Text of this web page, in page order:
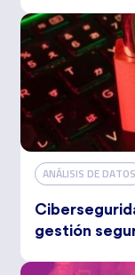
ANÁLISIS DE DATOS
gestión